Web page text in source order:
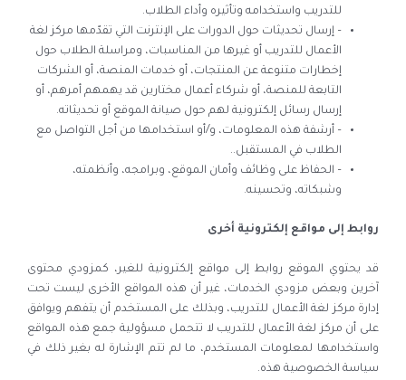
للتدريب واستخدامه وتأثيره وأداء الطلاب.
– إرسال تحديثات حول الدورات على الإنترنت التي تقدّمها مركز لغة
الأعمال للتدريب أو غيرها من المناسبات، ومراسلة الطلاب حول
إخطارات متنوعة عن المنتجات، أو خدمات المنصة، أو الشركات
التابعة للمنصة، أو شركاء أعمال مختارين قد يهمهم أمرهم، أو
إرسال رسائل إلكترونية لهم حول صيانة الموقع أو تحديثاته.
– أرشفة هذه المعلومات، و/أو استخدامها من أجل التواصل مع
الطلاب في المستقبل..
– الحفاظ على وظائف وأمان الموقع، وبرامجه، وأنظمته،
وشبكاته، وتحسينه.
روابط إلى مواقع إلكترونية أخرى
قد يحتوي الموقع روابط إلى مواقع إلكترونية للغير، كمزودي محتوى
آخرين وبعض مزودي الخدمات، غير أن هذه المواقع الأخرى ليست تحت
إدارة مركز لغة الأعمال للتدريب، وبذلك على المستخدم أن يتفهم ويوافق
على أن مركز لغة الأعمال للتدريب لا تتحمل مسؤولية جمع هذه المواقع
واستخدامها لمعلومات المستخدم، ما لم تتم الإشارة له بغير ذلك في
سياسة الخصوصية هذه.